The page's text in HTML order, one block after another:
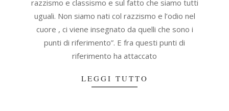
razzismo e classismo e sul fatto che siamo tutti
uguali. Non siamo nati col razzismo e l’odio nel
cuore , ci viene insegnato da quelli che sono i
punti di riferimento”. E fra questi punti di
riferimento ha attaccato
LEGGI TUTTO